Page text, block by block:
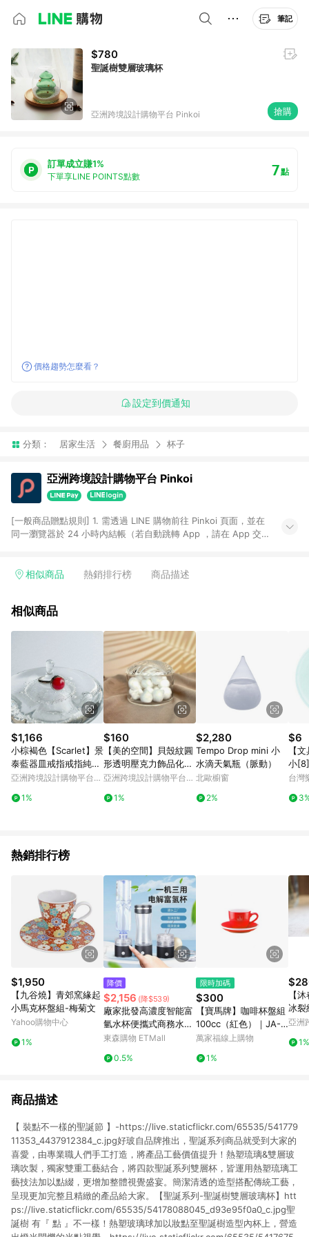
筆記
$780
聖誕樹雙層玻璃杯
亞洲跨境設計購物平台 Pinkoi 搶購
訂單成立賺1%
下單享LINE POINTS點數 7點
價格趨勢怎麼看？
設定到價通知
分類： 居家生活 餐廚用品 杯子
亞洲跨境設計購物平台 Pinkoi
[一般商品贈點規則] 1. 需透過 LINE 購物前往 Pinkoi 頁面，並在
同一瀏覽器於 24 小時內結帳（若自動跳轉 App ，請在 App 交
回饋訂單不得享有 Pinkoi 站方優惠，例如首購優惠，P coins，
行為，不具贈點資格，部分退款不在此限。 6. APP 請更新至
貨後 45 天後發送。 8. 群眾募資商品，禮物卡，開館保證金，補
運費，攤位費等不具贈點資格。 9. LINE 購物站上之商品規格、
顏色、價位、贈品如與 Pinkoi 商品資訊頁及購物車不符，以
Pinkoi 購物商品資訊頁及購物車標示為準。 10. 點數紅包使用規
則請以點數紅包活動說明為準。 11. 若於 LINE 購物前往 Pinkoi
頁面後才首次下載 Pinkoi APP 並完成訂單，不符合導購資格；承
上，首次下載 Pinkoi APP 後，需透過 LINE 購物前往 Pinkoi 頁
面，方享導購資格。
相似商品 熱銷排行榜 商品描述
相似商品
$1,166
小棕褐色【Scarlet】景
泰藍器皿戒指戒指純銀
包景泰藍
亞洲跨境設計購物平台
1%
$160
【美的空間】貝殼紋圓
形透明壓克力飾品化妝
品收納盒
亞洲跨境設計購物平台
1%
$2,280
Tempo Drop mini 小
水滴天氣瓶（脈動）
北歐櫥窗
2%
$6
【
小
滿額
1止
台灣
熱銷排行榜
$1,950
【九谷燒】青郊窯緣起
小馬克杯盤組-梅菊文
Yahoo購物中心
1%
降價
$2,156 (降$539)
廠家批發高濃度智能富
氫水杯便攜式商務水素
水養生杯 多用水素杯
東森購物 ETMall
0.5%
限時加碼
$300
【寶馬牌】咖啡杯盤組
100cc（紅色）｜JA-C
100-SET-R
萬家福線上購物
1%
【
冰裂
葉敏
亞洲
1%
商品描述
【 裝點不一樣的聖誕節 】-https://live.staticflickr.com/65535/541779
11353_4437912384_c.jpg好玻自品牌推出，聖誕系列商品就受到大家的
喜愛，由專業職人們手工打造，將產品工藝價值提升！熱塑琉璃&雙層玻
璃吹製，獨家雙重工藝結合，將四款聖誕系列雙層杯，皆運用熱塑琉璃工
藝技法加以點綴，更增加整體視覺盛宴。簡潔清透的造型搭配傳統工藝，
呈現更加完整且精緻的產品給大家。【聖誕系列-聖誕樹雙層玻璃杯】htt
ps://live.staticflickr.com/65535/54178088045_d93e95f0a0_c.jpg聖
誕樹 有『 點 』不一樣！熱塑玻璃球加以妝點至聖誕樹造型內杯上，營造